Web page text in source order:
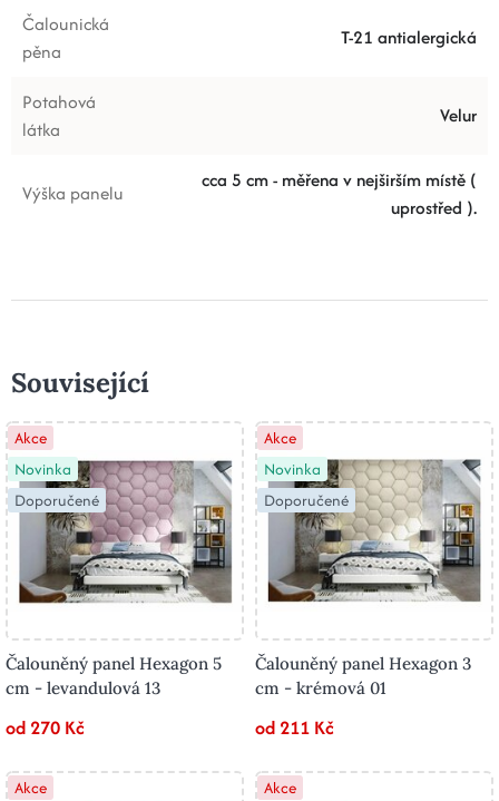
Čalounická
pěna
T-21 antialergická
Potahová
látka
Velur
Výška panelu
cca 5 cm - měřena v nejširším místě (
uprostřed ).
Související
Akce
Novinka
Doporučené
Čalouněný panel Hexagon 5
cm - levandulová 13
od 270 Kč
Akce
Novinka
Doporučené
Čalouněný panel Hexagon 3
cm - krémová 01
od 211 Kč
Akce
Akce